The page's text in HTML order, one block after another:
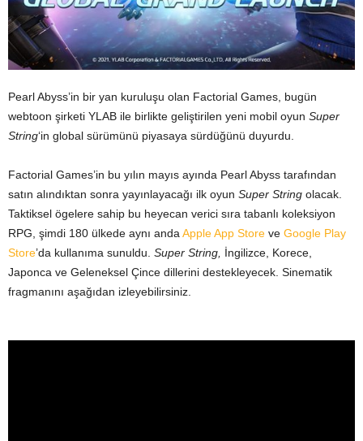
Pearl Abyss’in bir yan kuruluşu olan Factorial Games, bugün
webtoon şirketi YLAB ile birlikte geliştirilen yeni mobil oyun Super
String‘in global sürümünü piyasaya sürdüğünü duyurdu.
Factorial Games’in bu yılın mayıs ayında Pearl Abyss tarafından
satın alındıktan sonra yayınlayacağı ilk oyun Super String olacak.
Taktiksel ögelere sahip bu heyecan verici sıra tabanlı koleksiyon
RPG, şimdi 180 ülkede aynı anda Apple App Store ve Google Play
Store’da kullanıma sunuldu. Super String, İngilizce, Korece,
Japonca ve Geleneksel Çince dillerini destekleyecek. Sinematik
fragmanını aşağıdan izleyebilirsiniz.